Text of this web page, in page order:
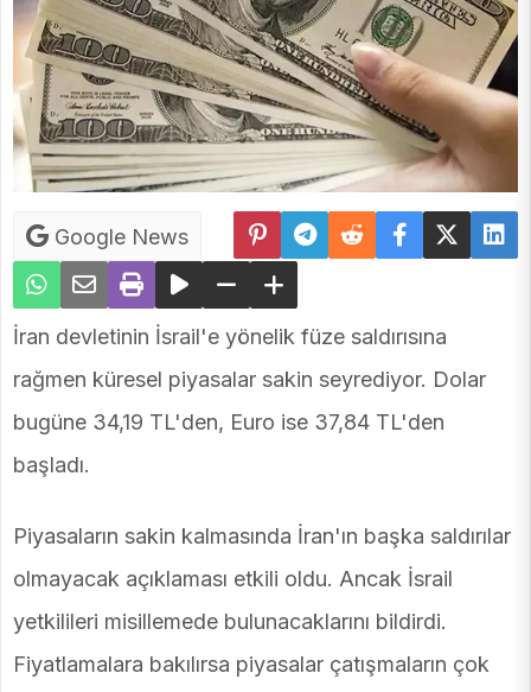
Google News
İran devletinin İsrail'e yönelik füze saldırısına
rağmen küresel piyasalar sakin seyrediyor. Dolar
bugüne 34,19 TL'den, Euro ise 37,84 TL'den
başladı.
Piyasaların sakin kalmasında İran'ın başka saldırılar
olmayacak açıklaması etkili oldu. Ancak İsrail
yetkilileri misillemede bulunacaklarını bildirdi.
Fiyatlamalara bakılırsa piyasalar çatışmaların çok